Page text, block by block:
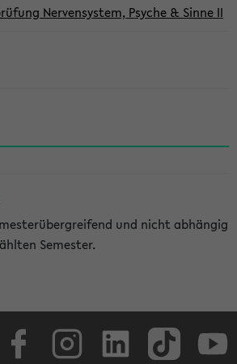
Nervensystem, Psyche & Sinne II
und nicht abhängig
Semester.